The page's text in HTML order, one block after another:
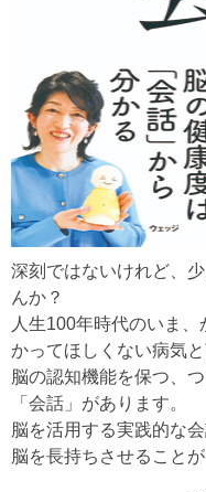
深刻ではないけれど、
んか？
人生100年時代のいま
かってほしくない病気
脳の認知機能を保つ、
「会話」があります。
脳を活用する実践的な
脳を長持ちさせること